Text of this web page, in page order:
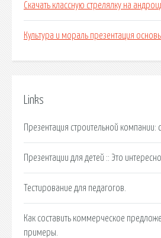
Скачать классную стрелялку на
Культура и мораль презентация
Links
Презентация строительной компании:
Презентации для детей :: Это интересно.
Тестирование для педагогов.
Как составить коммерческое
примеры.